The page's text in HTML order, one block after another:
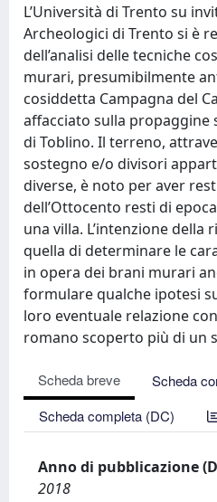
L’Università di Trento su
Archeologici di Trento si è
dell’analisi delle tecniche
murari, presumibilmente
cosiddetta Campagna del
affacciato sulla propaggine
di Toblino. Il terreno,
sostegno e/o divisori
diverse, è noto per aver
dell’Ottocento resti di
una villa. L’intenzione della
quella di determinare le
in opera dei brani murari
formulare qualche ipotesi
loro eventuale relazione
romano scoperto più di un
Scheda breve
Scheda
Scheda completa (DC)
Anno di pubblicazione
2018